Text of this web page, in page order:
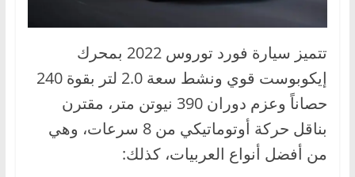
تتميز سيارة فورد توروس 2022 بمحرك
إيكوبوست قوي ونشط سعة 2.0 لتر بقوة 240
حصاناً وعزم دوران 390 نيوتن متر، مقترن
بناقل حركة أوتوماتيكي من 8 سرعات، وهي
من أفضل أنواع العربيات، كذلك: